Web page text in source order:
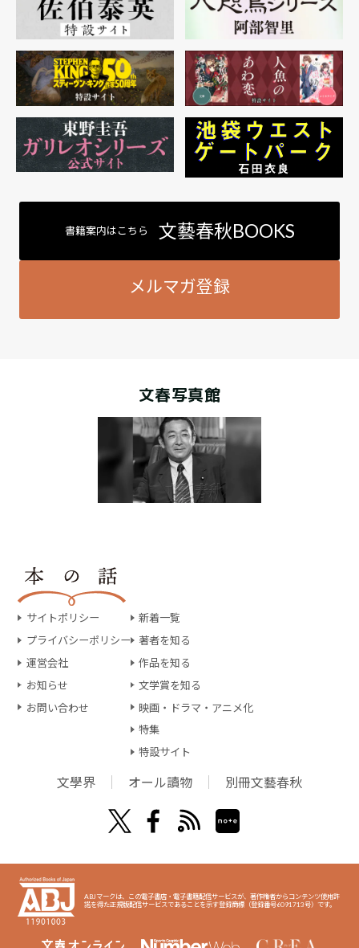
書籍案内はこちら 文藝春秋BOOKS
メルマガ登録
文春写真館
サイトポリシー
プライバシーポリシー
運営会社
お知らせ
お問い合わせ
新着一覧
著者を知る
作品を知る
文学賞を知る
映画・ドラマ・アニメ化
特集
特設サイト
文學界 オール讀物 別冊文藝春秋
ABJマークは、この電子書店・電子書籍配信サービスが、著作権者からコンテンツ使用許
諾を得た正規版配信サービスであることを示す登録商標（登録番号6091713号）です。